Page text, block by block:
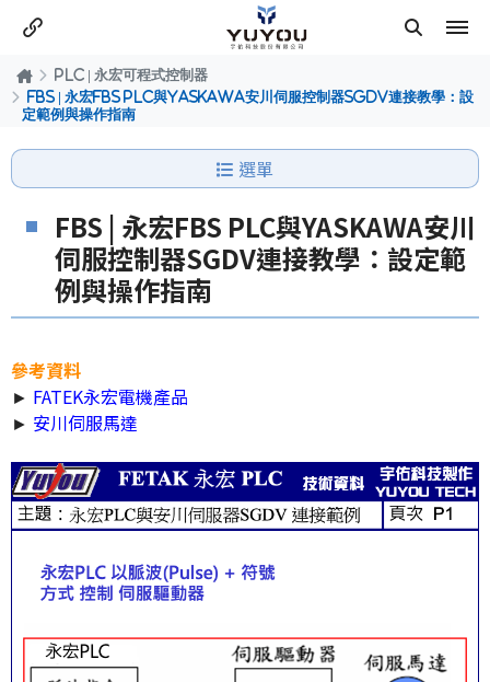
PLC | 永宏可程式控制器
FBS | 永宏FBS PLC與YASKAWA安川伺服控制器SGDV連接教學：設
定範例與操作指南
選單
FBS | 永宏FBS PLC與YASKAWA安川
伺服控制器SGDV連接教學：設定範
例與操作指南
參考資料
► FATEK永宏電機產品
► 安川伺服馬達